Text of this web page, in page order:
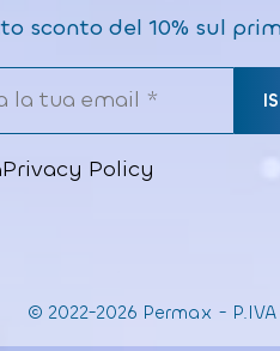
sconto del 10% sul
Privacy Policy
© 2022-2026 Permax -